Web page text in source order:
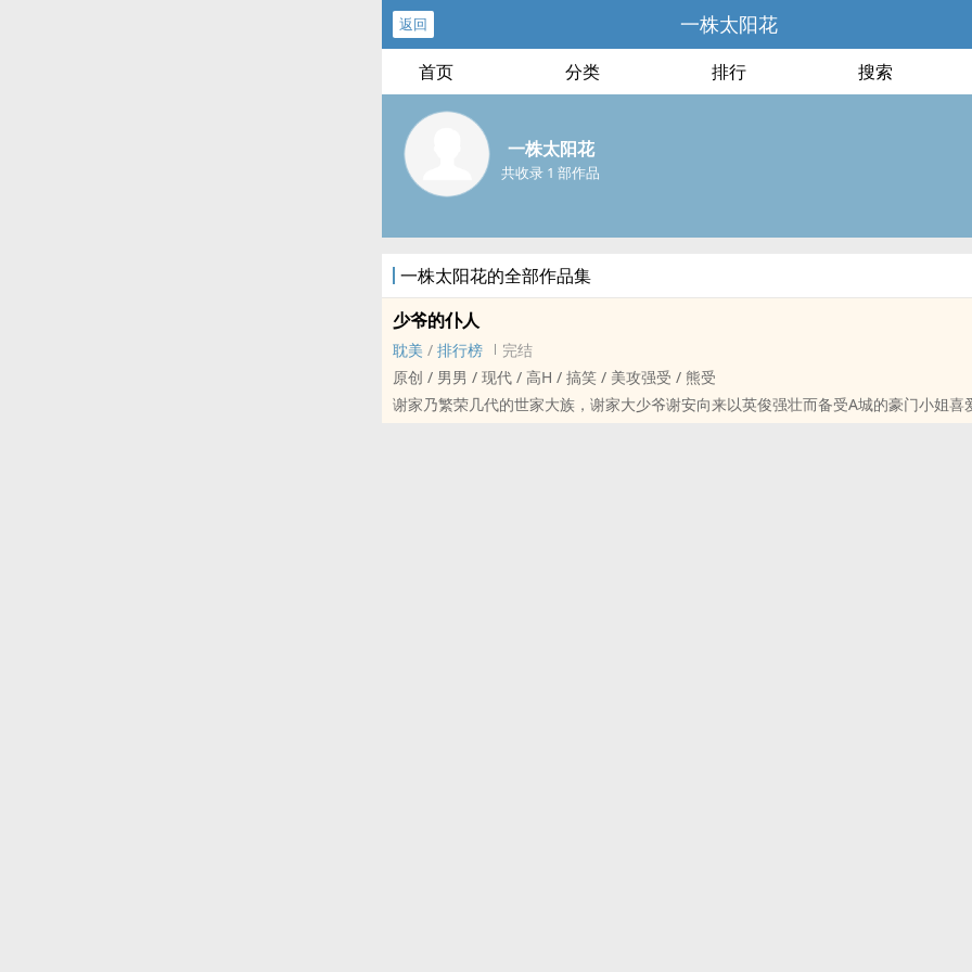
返回 一株太阳花
首页 分类 排行 搜索
一株太阳花
共收录 1 部作品
一株太阳花的全部作品集
少爷的仆人
耽美 / 排行榜
完结
原创 / 男男 / 现代 / ‌‍‎高‍‍H‍‌ / 搞笑 / 美攻强受 / 熊受
谢家乃繁荣几代的世家大族，谢家大少爷谢安向来以英俊强壮而备受A城的豪门小姐喜